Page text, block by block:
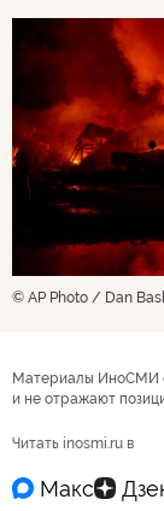
© AP Photo / Dan
Материалы ИноСМИ
и не отражают
Читать inosmi.ru в